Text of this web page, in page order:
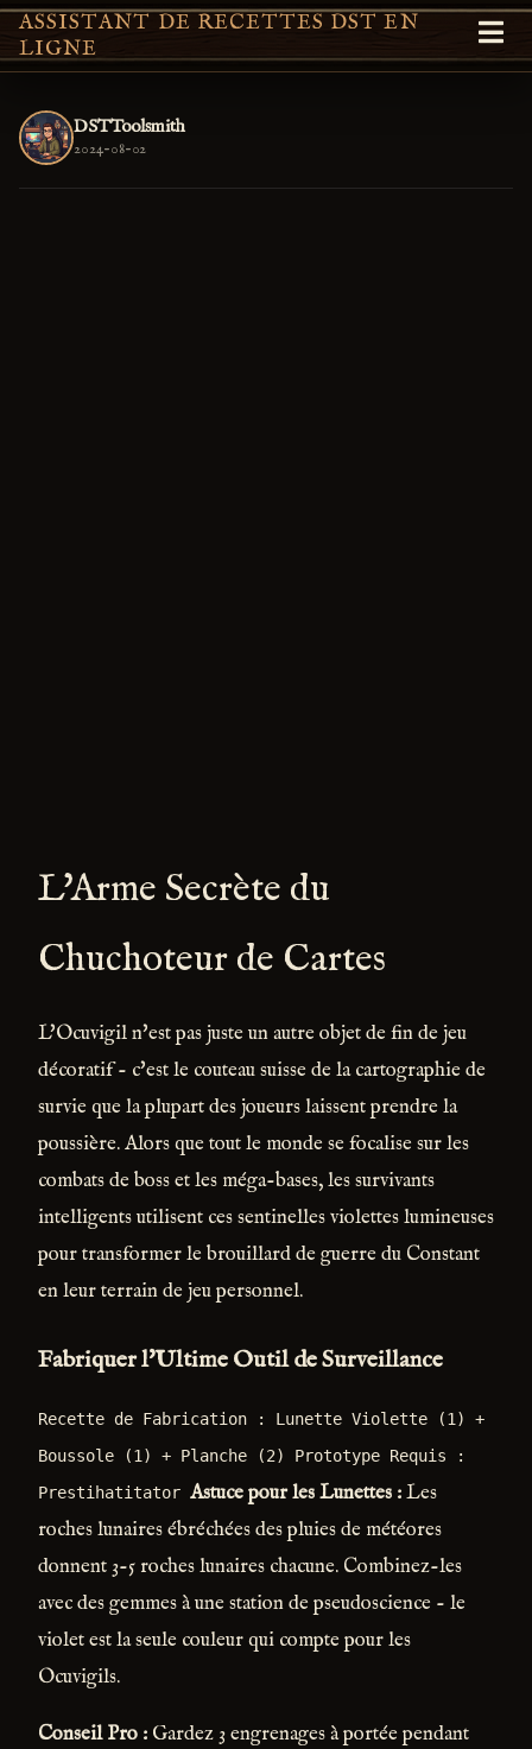
ASSISTANT DE RECETTES DST EN
LIGNE
DSTToolsmith
2024-08-02
L'Arme Secrète du
Chuchoteur de Cartes
L'Ocuvigil n'est pas juste un autre objet de fin de jeu
décoratif - c'est le couteau suisse de la cartographie de
survie que la plupart des joueurs laissent prendre la
poussière. Alors que tout le monde se focalise sur les
combats de boss et les méga-bases, les survivants
intelligents utilisent ces sentinelles violettes lumineuses
pour transformer le brouillard de guerre du Constant
en leur terrain de jeu personnel.
Fabriquer l'Ultime Outil de Surveillance
Recette de Fabrication : Lunette Violette (1) +
Boussole (1) + Planche (2) Prototype Requis :
Prestihatitator Astuce pour les Lunettes :Les
roches lunaires ébréchées des pluies de météores
donnent 3-5 roches lunaires chacune. Combinez-les
avec des gemmes à une station de pseudoscience - le
violet est la seule couleur qui compte pour les
Ocuvigils.
Conseil Pro : Gardez 3 engrenages à portée pendant